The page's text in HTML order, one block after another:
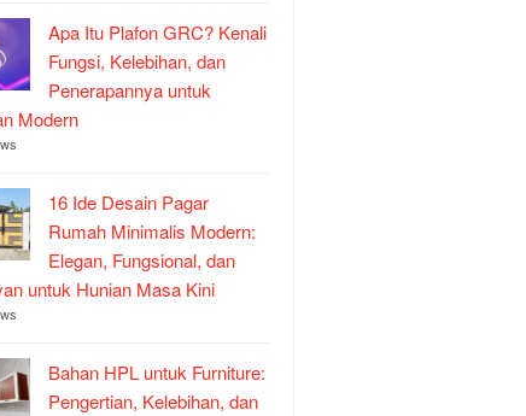
Apa Itu Plafon GRC? Kenali
Fungsi, Kelebihan, dan
Penerapannya untuk
Modern
16 Ide Desain Pagar
Rumah Minimalis Modern:
Elegan, Fungsional, dan
untuk Hunian Masa Kini
Bahan HPL untuk Furniture:
Pengertian, Kelebihan, dan